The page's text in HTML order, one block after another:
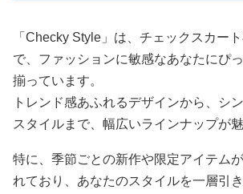
「Checky Style」は、チェックスカー
で、ファッションに敏感なあなたにぴ
揃っています。
トレンド感あふれるデザインから、シ
スタイルまで、幅広いラインナップが魅
特に、季節ごとの新作や限定アイテム
れており、あなたのスタイルを一層引